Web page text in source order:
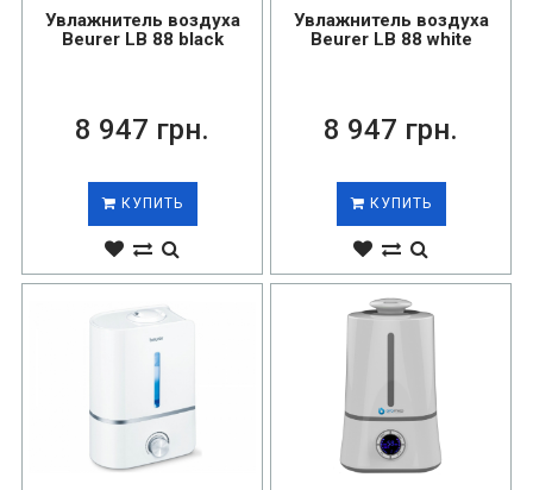
Увлажнитель воздуха
Beurer LB 88 black
8 947 грн.
КУПИТЬ
Увлажнитель воздуха
Beurer LB 88 white
8 947 грн.
КУПИТЬ